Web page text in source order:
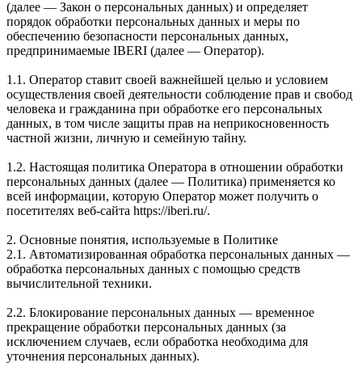
(далее — Закон о персональных данных) и определяет
порядок обработки персональных данных и меры по
обеспечению безопасности персональных данных,
предпринимаемые IBERI (далее — Оператор).
1.1. Оператор ставит своей важнейшей целью и условием
осуществления своей деятельности соблюдение прав и свобод
человека и гражданина при обработке его персональных
данных, в том числе защиты прав на неприкосновенность
частной жизни, личную и семейную тайну.
1.2. Настоящая политика Оператора в отношении обработки
персональных данных (далее — Политика) применяется ко
всей информации, которую Оператор может получить о
посетителях веб-сайта https://iberi.ru/.
2. Основные понятия, используемые в Политике
2.1. Автоматизированная обработка персональных данных —
обработка персональных данных с помощью средств
вычислительной техники.
2.2. Блокирование персональных данных — временное
прекращение обработки персональных данных (за
исключением случаев, если обработка необходима для
уточнения персональных данных).